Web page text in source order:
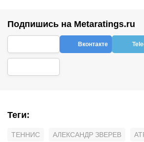
Подпишись на Metaratings.ru
Вконтакте
Теги:
ТЕННИС АЛЕКСАНДР ЗВЕРЕВ